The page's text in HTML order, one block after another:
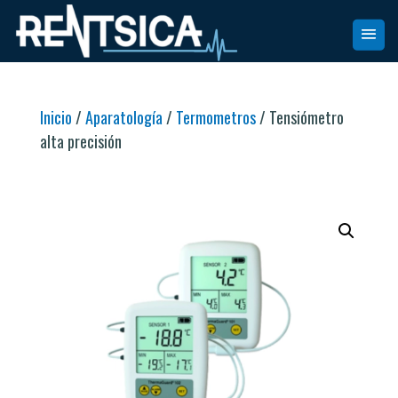
Inicio /Aparatología / Termometros/ Tensiómetro
alta precisión